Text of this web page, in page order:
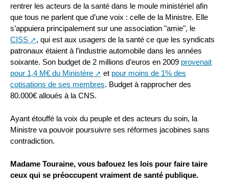
rentrer les acteurs de la santé dans le moule ministériel afin
que tous ne parlent que d’une voix : celle de la Ministre. Elle
s’appuiera principalement sur une association "amie", le
CISS
, qui est aux usagers de la santé ce que les syndicats
patronaux étaient à l’industrie automobile dans les années
soixante. Son budget de 2 millions d’euros en 2009 provenait
pour 1,4 M€ du Ministère
et pour moins de 1% des
cotisations de ses membres. Budget à rapprocher des
80.000€ alloués à la CNS.
Ayant étouffé la voix du peuple et des acteurs du soin, la
Ministre va pouvoir poursuivre ses réformes jacobines sans
contradiction.
Madame Touraine, vous bafouez les lois pour faire taire
ceux qui se préoccupent vraiment de santé publique.